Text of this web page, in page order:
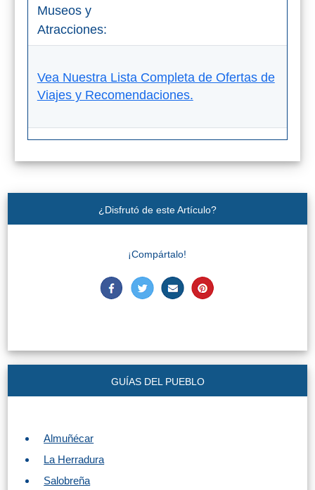
Museos y
Atracciones:
Vea Nuestra Lista Completa de Ofertas de
Viajes y Recomendaciones.
¿Disfrutó de este Artículo?
¡Compártalo!
GUÍAS DEL PUEBLO
Almuñécar
La Herradura
Salobreña